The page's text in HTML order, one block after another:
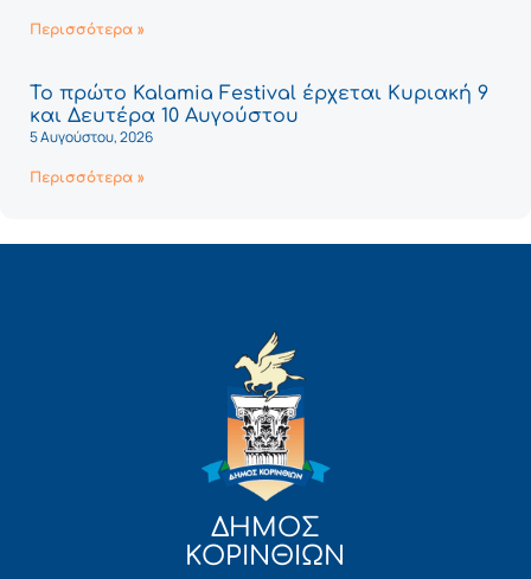
Περισσότερα »
Το πρώτο Kalamia Festival έρχεται Κυριακή 9
και Δευτέρα 10 Αυγούστου
5 Αυγούστου, 2026
Περισσότερα »
ΔΗΜΟΣ
ΚΟΡΙΝΘΙΩΝ